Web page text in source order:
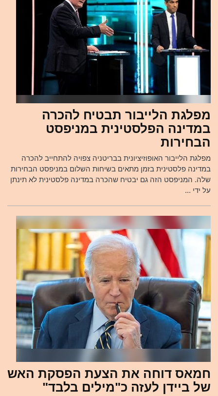
מפלגת הלייבור תבטיח להכרה
במדינה הפלסטינית במניפסט
הבחירות
מפלגת הלייבור האופוזיציונית בבריטניה צפויה להתחייב להכרה
במדינה פלסטינית בזמן מתאים בשיחות השלום במניפסט הבחירות
שלה. המניפסט הזה גם יבטיח שהכרה במדינה פלסטינית לא תינתן
על ידי ...
חמאס דוחה את הצעת הפסקת האש
של ביידן לעזה כ"מילים בלבד"